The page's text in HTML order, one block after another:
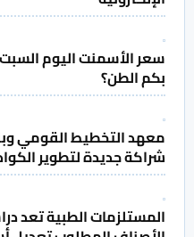
بكم الطن؟
معهد التخطيط القومي
شراكة جديدة لتطوير
المستلزمات الطبية تعد